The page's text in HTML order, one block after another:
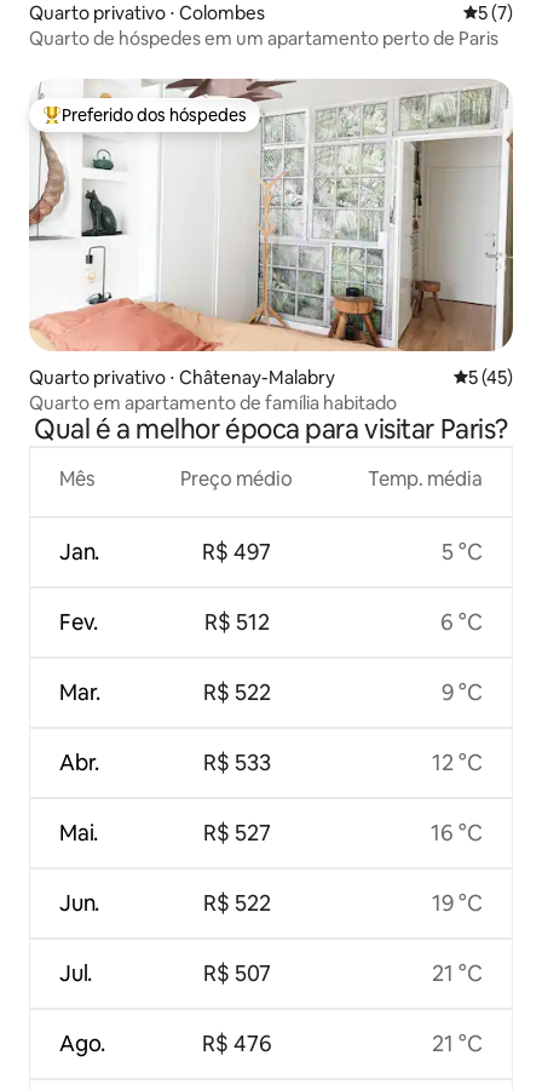
Quarto privativo ⋅ Colombes 5 de
5 (7)
Quarto de hóspedes em um apartamento perto de Paris
Entre os melhores preferidos dos hóspedes
Preferido dos hóspedes
Quarto privativo ⋅ Châtenay-Malabry 5 de uma
5 (45)
Quarto em apartamento de família habitado
Qual é a melhor época para visitar Paris?
Mês
Jan.
Fev.
Mar.
Abr.
Mai.
Jun.
Jul.
Ago.
Preço médio
R$ 497
R$ 512
R$ 522
R$ 533
R$ 527
R$ 522
R$ 507
R$ 476
Temp. média
5 °C
6 °C
9 °C
12 °C
16 °C
19 °C
21 °C
21 °C